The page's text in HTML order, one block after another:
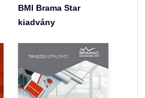
BMI Brama Star
kiadvány